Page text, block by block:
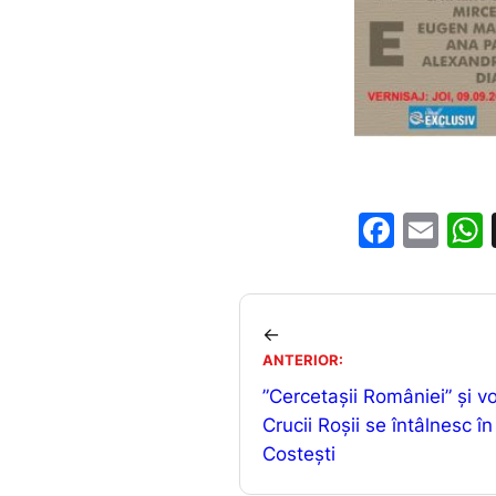
F
c
o
o
E
ai
←
ANTERIOR:
”Cercetașii României” și
Crucii Roșii se întâlnesc
Costești